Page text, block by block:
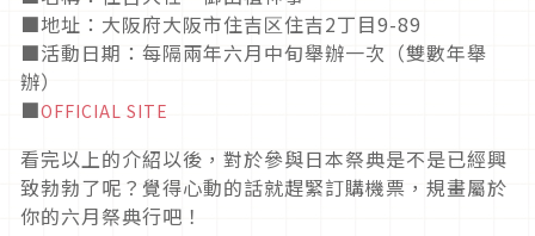
■地址：大阪府大阪市住吉区住吉2丁目9-89
■活動日期：每隔兩年六月中旬舉辦一次（雙數年舉
辦）
■OFFICIAL SITE
看完以上的介紹以後，對於參與日本祭典是不是已經興
致勃勃了呢？覺得心動的話就趕緊訂購機票，規畫屬於
你的六月祭典行吧！